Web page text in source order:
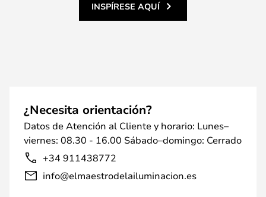
INSPÍRESE AQUÍ
¿Necesita orientación?
Datos de Atención al Cliente y horario: Lunes–
viernes: 08.30 - 16.00 Sábado–domingo: Cerrado
+34 911438772
info@elmaestrodelailuminacion.es